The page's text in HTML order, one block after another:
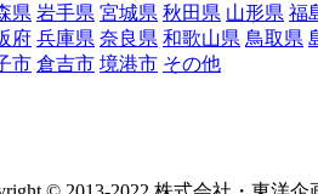
県 岩手県 宮城県 秋田県 山形県 福
府 兵庫県 奈良県 和歌山県 鳥取県
市 倉吉市 境港市 その他